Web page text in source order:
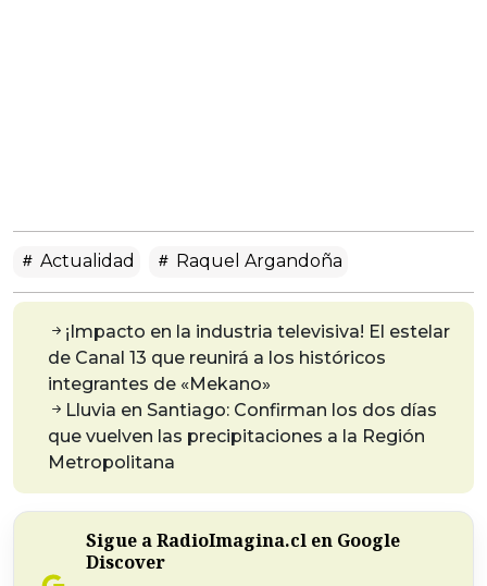
Actualidad Raquel Argandoña
¡Impacto en la industria televisiva! El estelar
de Canal 13 que reunirá a los históricos
integrantes de «Mekano»
Lluvia en Santiago: Confirman los dos días
que vuelven las precipitaciones a la Región
Metropolitana
Sigue a RadioImagina.cl en Google
Discover